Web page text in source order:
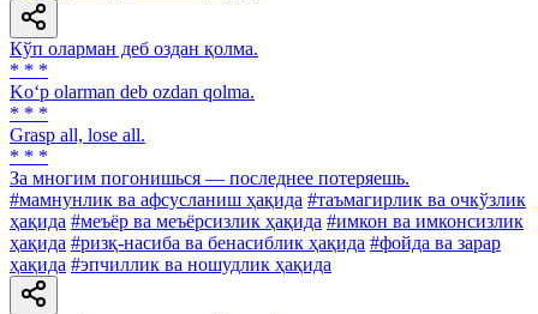
Кўп оларман деб оздан қолма.
* * *
Ko‘p olarman deb ozdan qolma.
* * *
Grasp all, lose all.
* * *
За многим погонишься — последнее потеряешь.
#мамнунлик ва афсусланиш ҳақида #таъмагирлик ва очкўзлик
ҳақида #меъёр ва меъёрсизлик ҳақида #имкон ва имконсизлик
ҳақида #ризқ-насиба ва бенасиблик ҳақида #фойда ва зарар
ҳақида #эпчиллик ва ношудлик ҳақида